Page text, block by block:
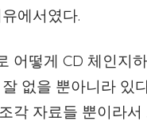
에서였다.
어떻게 CD 체인지
없을 뿐아니라 있
각 자료들 뿐이라서